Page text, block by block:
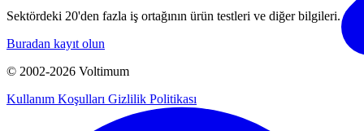
Sektördeki 20'den fazla iş ortağının ürün testleri ve diğer bilgileri.
Buradan kayıt olun
© 2002-2026 Voltimum
Kullanım Koşulları Gizlilik Politikası